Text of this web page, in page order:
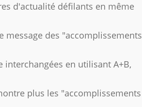
d'actualité défilants en même
message des "accomplissements
interchangées en utilisant A+B,
plus les "accomplissements